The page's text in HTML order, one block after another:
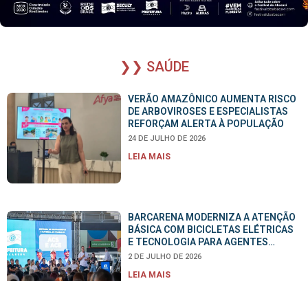
❯❯ SAÚDE
VERÃO AMAZÔNICO AUMENTA RISCO
DE ARBOVIROSES E ESPECIALISTAS
REFORÇAM ALERTA À POPULAÇÃO
24 DE JULHO DE 2026
LEIA MAIS
BARCARENA MODERNIZA A ATENÇÃO
BÁSICA COM BICICLETAS ELÉTRICAS
E TECNOLOGIA PARA AGENTES
COMUNITÁRIOS
2 DE JULHO DE 2026
LEIA MAIS